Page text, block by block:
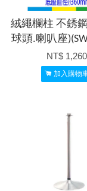
絨繩欄柱 不銹
球頭.喇叭座
NT$ 1,260
加入購物